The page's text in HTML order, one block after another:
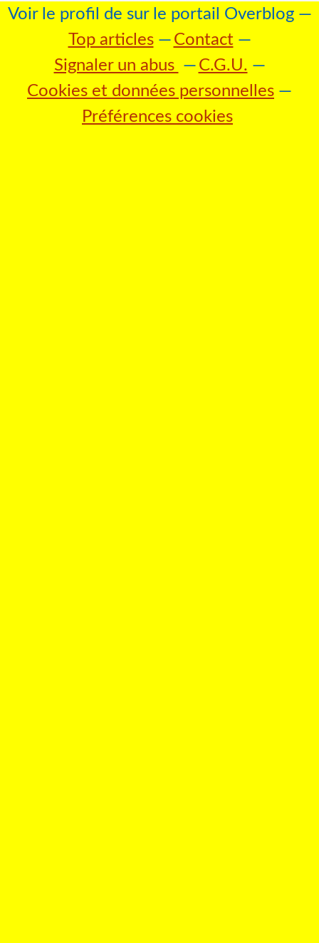
Voir le profil de sur le portail Overblog
Top articles
Contact
Signaler un abus
C.G.U.
Cookies et données personnelles
Préférences cookies